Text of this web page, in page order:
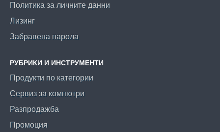
Политика за личните данни
Лизинг
Забравена парола
РУБРИКИ И ИНСТРУМЕНТИ
Продукти по категории
Сервиз за компютри
Разпродажба
Промоция